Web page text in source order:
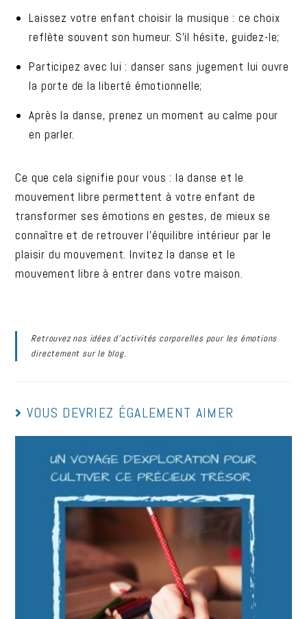
Laissez votre enfant choisir la musique : ce choix
reflète souvent son humeur. S’il hésite, guidez-le;
Participez avec lui : danser sans jugement lui ouvre
la porte de la liberté émotionnelle;
Après la danse, prenez un moment au calme pour
en parler.
Ce que cela signifie pour vous : la danse et le
mouvement libre permettent à votre enfant de
transformer ses émotions en gestes, de mieux se
connaître et de retrouver l’équilibre intérieur par le
plaisir du mouvement. Invitez la danse et le
mouvement libre à entrer dans votre maison.
Retrouvez nos idées d’activités corporelles pour les émotions
directement sur le blog.
VOUS DEVRIEZ ÉGALEMENT AIMER